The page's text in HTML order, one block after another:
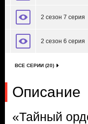
2 сезон 7 серия
2 сезон 6 серия
ВСЕ СЕРИИ (20)
Описание
«Тайный